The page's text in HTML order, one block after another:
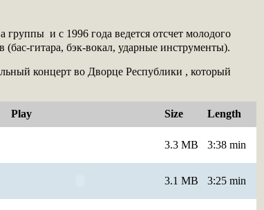
группы и с 1996 года ведется отсчет молодого
гитара, бэк-вокал, ударные инструменты).
концерт во Дворце Республики , который
Play Size Length
3.3 MB 3:38 min
3.1 MB 3:25 min